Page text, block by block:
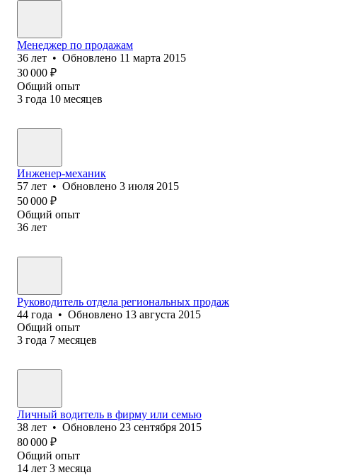
Менеджер по продажам
36 лет • Обновлено 11 марта 2015
30 000 ₽
Общий опыт
3 года 10 месяцев
Инженер-механик
57 лет • Обновлено 3 июля 2015
50 000 ₽
Общий опыт
36 лет
Руководитель отдела региональных продаж
44 года • Обновлено 13 августа 2015
Общий опыт
3 года 7 месяцев
Личный водитель в фирму или семью
38 лет • Обновлено 23 сентября 2015
80 000 ₽
Общий опыт
14 лет 3 месяца